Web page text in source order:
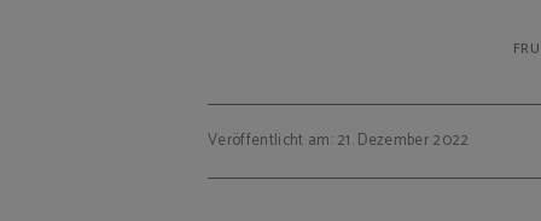
Veröffentlicht am: 21. Dezember 2022